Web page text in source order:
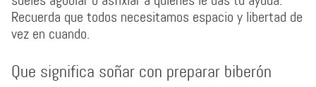
Recuerda que todos necesitamos espacio y libertad de
vez en cuando.
Que significa soñar con preparar biberón